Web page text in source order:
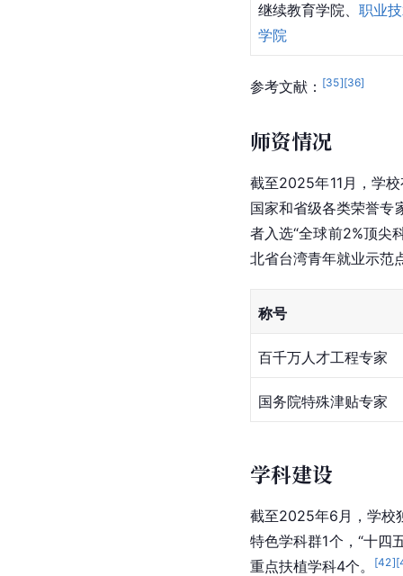
继续教育学院、 职业
学院
参考文献： [35][36]
师资情况
截至2025年11月，学
国家和省级各类荣誉专
者入选“全球前2%顶尖
北省台湾青年就业示范
称号
百千万人才工程专家
国务院特殊津贴专家
学科建设
截至2025年6月，学校
特色学科群1个，“十四
重点扶植学科4个。
[42][